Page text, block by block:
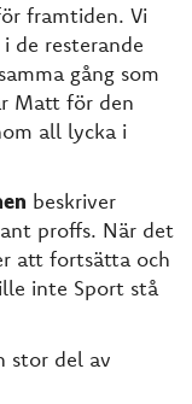
framtiden. Vi
de resterande
gång som
Matt för den
all lycka i
beskriver
proffs. När det
att fortsätta och
inte Sport stå
stor del av